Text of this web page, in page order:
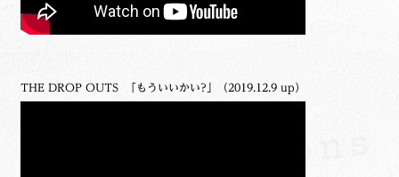
THE DROP OUTS 「もういいかい?」（2019.12.9 up）